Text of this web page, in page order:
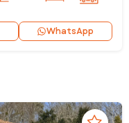
WhatsApp